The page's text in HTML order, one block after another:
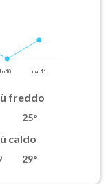
lun 10 mar 11
freddo
25°
caldo
29°